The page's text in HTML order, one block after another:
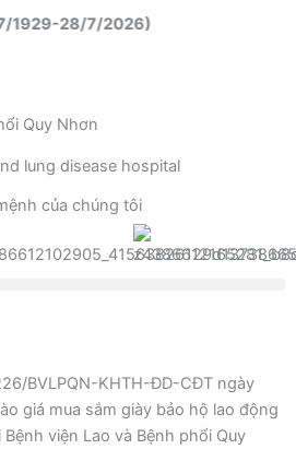
1929-28/7/2026)
Quy Nhơn
lung disease hospital
của chúng tôi
BVLPQN-KHTH-ĐD-CĐT ngày
giá mua sắm giày bảo hộ lao động
viện Lao và Bệnh phổi Quy